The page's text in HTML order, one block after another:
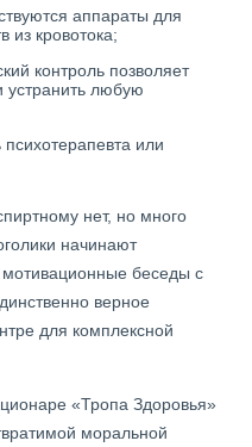
аппараты для
из кровотока;
контроль позволяет
устранить любую
или
нет, но много
начинают
беседы с
верное
для комплексной
«Тропа Здоровья»
моральной